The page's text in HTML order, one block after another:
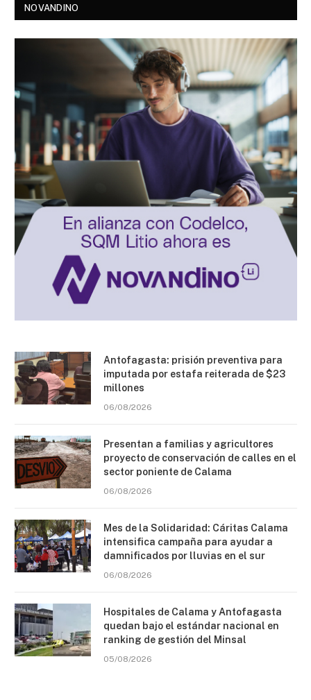
NOVANDINO
Antofagasta: prisión preventiva para
imputada por estafa reiterada de $23
millones
06/08/2026
Presentan a familias y agricultores
proyecto de conservación de calles en el
sector poniente de Calama
06/08/2026
Mes de la Solidaridad: Cáritas Calama
intensifica campaña para ayudar a
damnificados por lluvias en el sur
06/08/2026
Hospitales de Calama y Antofagasta
quedan bajo el estándar nacional en
ranking de gestión del Minsal
05/08/2026